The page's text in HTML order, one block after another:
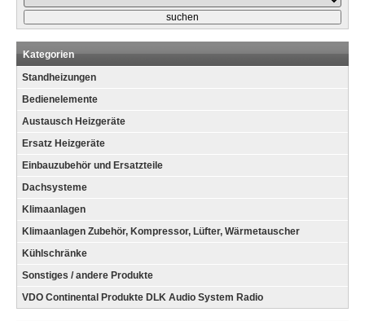
Kategorien
Standheizungen
Bedienelemente
Austausch Heizgeräte
Ersatz Heizgeräte
Einbauzubehör und Ersatzteile
Dachsysteme
Klimaanlagen
Klimaanlagen Zubehör, Kompressor, Lüfter, Wärmetauscher
Kühlschränke
Sonstiges / andere Produkte
VDO Continental Produkte DLK Audio System Radio